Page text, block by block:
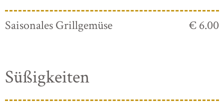
Saisonales Grillgemüse € 6.00
Süßigkeiten